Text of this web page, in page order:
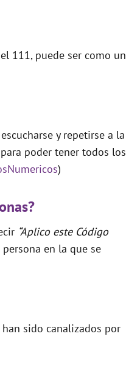
111, puede ser como un
y repetirse a la
poder tener todos los
)
“Aplico este Código
en la que se
sido canalizados por